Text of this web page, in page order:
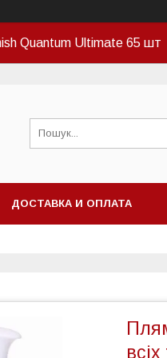
Quantum Ultimate 65 шт
ДОСТАВКА И ОПЛАТА